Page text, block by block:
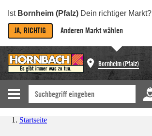
Ist Bornheim (Pfalz) Dein richtiger Markt?
JA, RICHTIG Anderen Markt wählen
Bornheim (Pfalz)
Startseite